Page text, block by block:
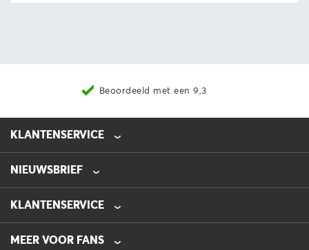
Beoordeeld met een 9,3
KLANTENSERVICE
0475-218632
info@automotive-line.nl
NIEUWSBRIEF
KLANTENSERVICE
Bestellen
Betalen
MEER VOOR FANS